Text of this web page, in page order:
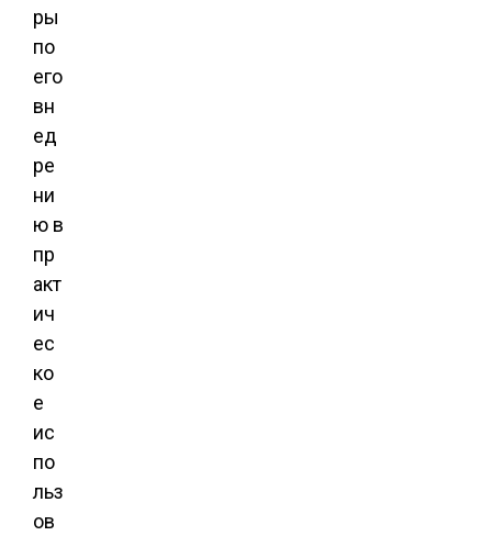
ры
по
его
вн
ед
ре
ни
ю в
пр
акт
ич
ес
ко
е
ис
по
льз
ов